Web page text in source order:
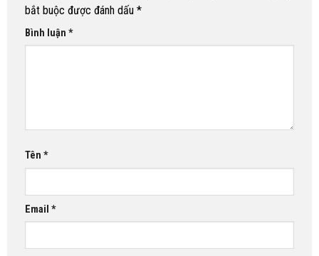
bắt buộc được đánh dấu *
Bình luận *
Tên *
Email *